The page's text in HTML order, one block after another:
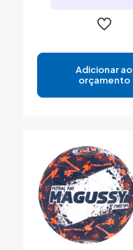
Adicionar ao
orçamento